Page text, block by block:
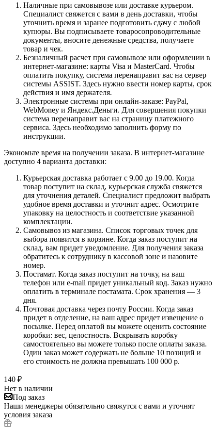
Наличные при самовывозе или доставке курьером.
Специалист свяжется с вами в день доставки, чтобы
уточнить время и заранее подготовить сдачу с любой
купюры. Вы подписываете товаросопроводительные
документы, вносите денежные средства, получаете
товар и чек.
Безналичный расчет при самовывозе или оформлении в
интернет-магазине: карты Visa и MasterCard. Чтобы
оплатить покупку, система перенаправит вас на сервер
системы ASSIST. Здесь нужно ввести номер карты, срок
действия и имя держателя.
Электронные системы при онлайн-заказе: PayPal,
WebMoney и Яндекс.Деньги. Для совершения покупки
система перенаправит вас на страницу платежного
сервиса. Здесь необходимо заполнить форму по
инструкции.
Экономьте время на получении заказа. В интернет-магазине
доступно 4 варианта доставки:
Курьерская доставка работает с 9.00 до 19.00. Когда
товар поступит на склад, курьерская служба свяжется
для уточнения деталей. Специалист предложит выбрать
удобное время доставки и уточнит адрес. Осмотрите
упаковку на целостность и соответствие указанной
комплектации.
Самовывоз из магазина. Список торговых точек для
выбора появится в корзине. Когда заказ поступит на
склад, вам придет уведомление. Для получения заказа
обратитесь к сотруднику в кассовой зоне и назовите
номер.
Постамат. Когда заказ поступит на точку, на ваш
телефон или e-mail придет уникальный код. Заказ нужно
оплатить в терминале постамата. Срок хранения — 3
дня.
Почтовая доставка через почту России. Когда заказ
придет в отделение, на ваш адрес придет извещение о
посылке. Перед оплатой вы можете оценить состояние
коробки: вес, целостность. Вскрывать коробку
самостоятельно вы можете только после оплаты заказа.
Один заказ может содержать не больше 10 позиций и
его стоимость не должна превышать 100 000 р.
140 ₽
Нет в наличии
Под заказ
Наши менеджеры обязательно свяжутся с вами и уточнят
условия заказа